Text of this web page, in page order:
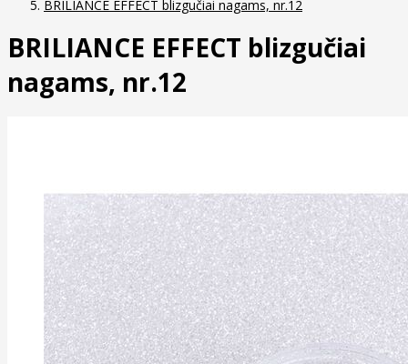
BRILIANCE EFFECT blizgučiai nagams, nr.12
BRILIANCE EFFECT blizgučiai
nagams, nr.12